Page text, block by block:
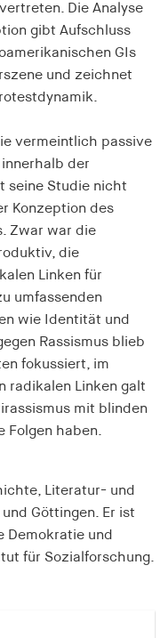
Die Analyse
gibt Aufschluss
GIs
und zeichnet
vermeintlich passive
der
seine Studie nicht
Konzeption des
Zwar war die
die
Linken für
umfassenden
wie Identität und
Rassismus blieb
fokussiert, im
radikalen Linken galt
mit blinden
Folgen haben.
Literatur- und
Göttingen. Er ist
Demokratie und
für Sozialforschung.